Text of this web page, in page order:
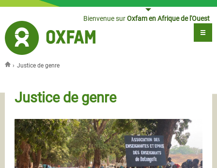
Bienvenue surOxfam en Afrique de l'Ouest
› Justice de genre
Justice de genre